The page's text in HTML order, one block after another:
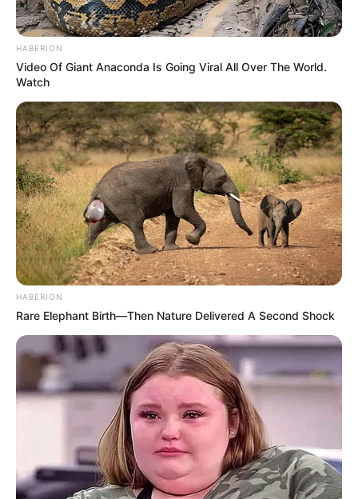
HABERION
Video Of Giant Anaconda Is Going Viral All Over The World.
Watch
HABERION
Rare Elephant Birth—Then Nature Delivered A Second Shock